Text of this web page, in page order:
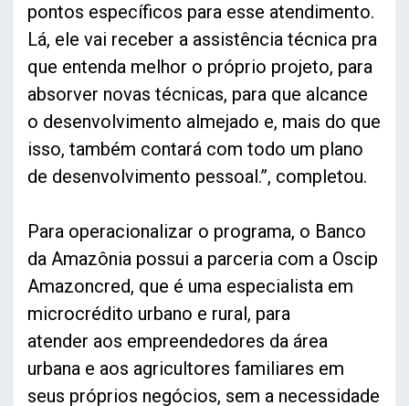
pontos específicos para esse atendimento.
Lá, ele vai receber a assistência técnica pra
que entenda melhor o próprio projeto, para
absorver novas técnicas, para que alcance
o desenvolvimento almejado e, mais do que
isso, também contará com todo um plano
de desenvolvimento pessoal.”, completou.
Para operacionalizar o programa, o Banco
da Amazônia possui a parceria com a Oscip
Amazoncred, que é uma especialista em
microcrédito urbano e rural, para
atender aos empreendedores da área
urbana e aos agricultores familiares em
seus próprios negócios, sem a necessidade